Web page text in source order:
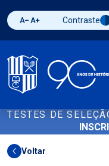
Diminuir fonte
Aumentar fonte
Alternar
Contraste
TESTES DE
Voltar